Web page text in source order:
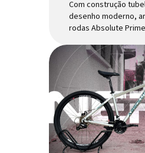
Com construção
desenho moderno,
rodas Absolute
diversas melhorias
mercado brasileiro
anos, os aros e as
Absolute Prime
como uma opção
de cross country e
busca de alto
preço realmente
Para isso, a marca